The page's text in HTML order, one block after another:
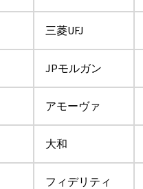
三菱UFJ
JPモルガン
アモーヴァ
大和
フィデリティ